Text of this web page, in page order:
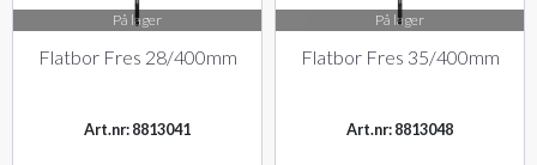
På lager
Flatbor Fres 28/400mm
Art.nr: 8813041
På lager
Flatbor Fres 35/400mm
Art.nr: 8813048